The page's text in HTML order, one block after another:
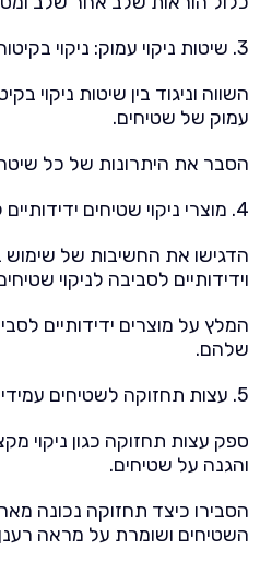
3. שיטות ניקוי עמוק: ניקוי בקיטור מול מיצוי מים חמים
השווה וניגוד בין שיטות ניקוי
עמוק של שטיחים.
הסבר את היתרונות של כל
4. מוצרי ניקוי שטיחים ידידותיים לסביבה: בטוחים ויעילים
הדגישו את החשיבות של שימוש
וידידותיים לסביבה לניקוי
המלץ על מוצרים ידידותיים
שלהם.
5. עצות תחזוקה לשטיחים עמידים לאורך זמן
ספק עצות תחזוקה כגון ניקוי
והגנה על שטיחים.
הסבירו כיצד תחזוקה נכונה
השטיחים ושומרת על מראה